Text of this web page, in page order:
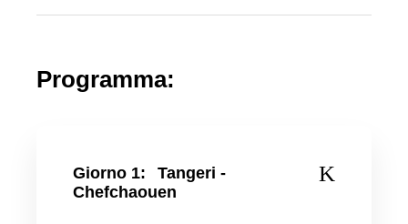
Programma:
Giorno 1:
Tangeri -
Chefchaouen